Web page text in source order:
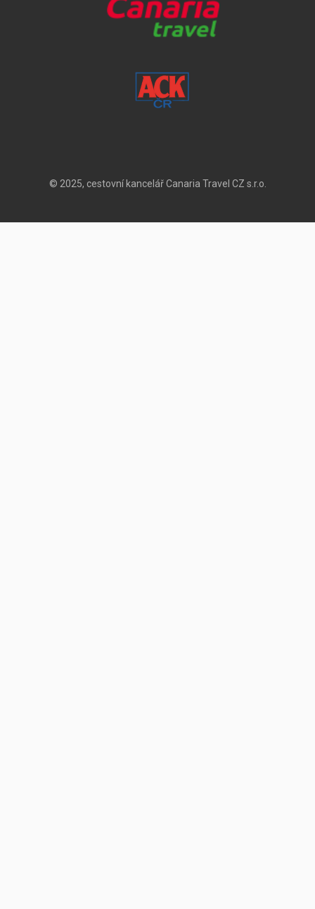
© 2025, cestovní kancelář Canaria Travel CZ s.r.o.